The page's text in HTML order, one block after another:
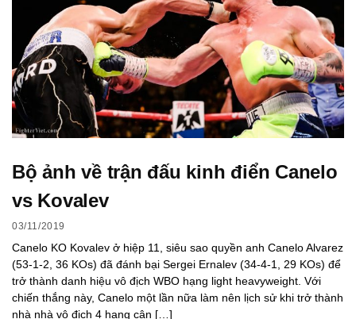
Bộ ảnh về trận đấu kinh điển Canelo
vs Kovalev
03/11/2019
Canelo KO Kovalev ở hiệp 11, siêu sao quyền anh Canelo Alvarez
(53-1-2, 36 KOs) đã đánh bại Sergei Ernalev (34-4-1, 29 KOs) để
trở thành danh hiệu vô địch WBO hạng light heavyweight. Với
chiến thắng này, Canelo một lần nữa làm nên lịch sử khi trở thành
nhà nhà vô địch 4 hạng cân […]